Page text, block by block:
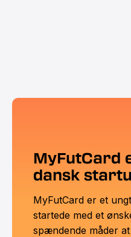
MyFutCard
dansk
MyFutCard er et
startede med et
spændende måder